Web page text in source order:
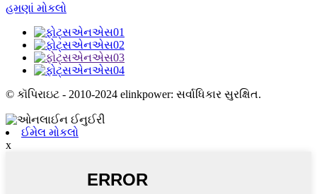
હમણાં મોકલો
© કૉપિરાઇટ - 2010-2024 elinkpower: સર્વાધિકાર સુરક્ષિત.
ઈમેલ મોકલો
x